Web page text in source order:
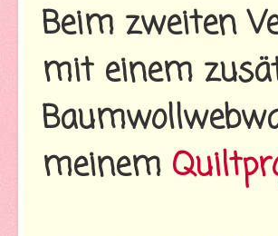
Beim zweiten
mit einem
meinem